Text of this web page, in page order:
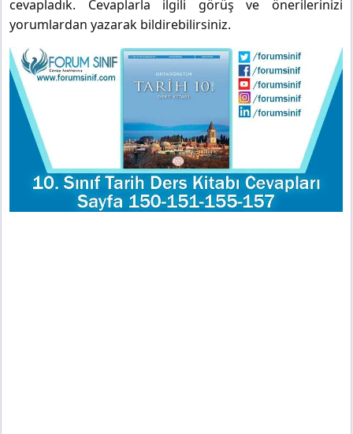
cevapladık. Cevaplarla ilgili görüş ve önerilerinizi
yorumlardan yazarak bildirebilirsiniz.